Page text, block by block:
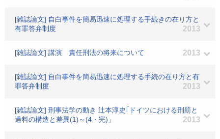
[雑誌論文] 自白事件を簡易迅速に処理する手続きの在り方と
有罪答弁制度
2013
[雑誌論文] 講演 責任刑法の将来について 2013
[雑誌論文] 自白事件を簡易迅速に処理する手続の在り方と有
罪答弁制度
2013
[雑誌論文] 刑事法学の動き 辻本淳史｢ドイツにおける刑罰と
過料の構造と差異(1)～(4・完)」
2013